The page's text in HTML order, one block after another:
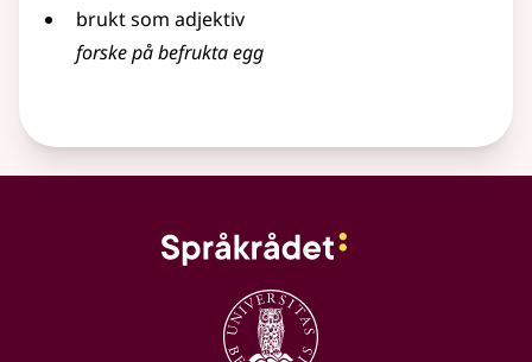
brukt som adjektiv
forske på befrukta egg